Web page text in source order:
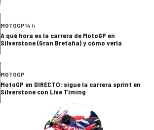
MOTOGP14 h
A qué hora es la carrera de MotoGP en
Silverstone (Gran Bretaña) y cómo verla
MOTOGP
MotoGP en DIRECTO: sigue la carrera sprint en
Silverstone con Live Timing